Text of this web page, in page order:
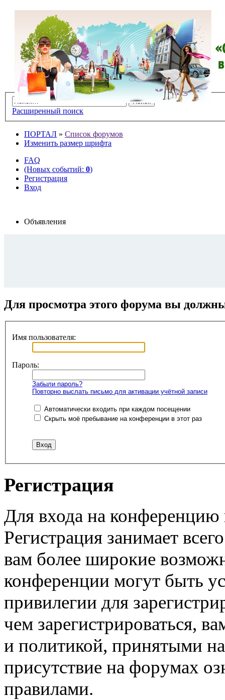
Расширенный поиск
ПОРТАЛ » Список форумов
Изменить размер шрифта
FAQ
(Новых событий: 0)
Регистрация
Вход
Объявления
Для просмотра этого форума вы
Имя пользователя:
Пароль:
Забыли пароль?
Повторно выслать письмо для активации учётной записи
Автоматически входить при каждом посещении
Скрыть моё пребывание на конференции в этот раз
Регистрация
Для входа на
Регистрация занимает
вам более широкие
конференции могут быть
привилегии для
чем зарегистрироваться,
и политикой, принятыми
присутствие на форумах
правилами.